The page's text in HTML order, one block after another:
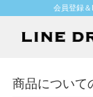
会員登録
商品について